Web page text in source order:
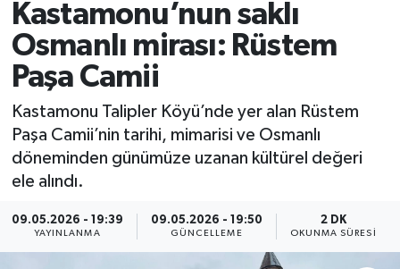
Kastamonu’nun saklı
Osmanlı mirası: Rüstem
Paşa Camii
Kastamonu Talipler Köyü’nde yer alan Rüstem
Paşa Camii’nin tarihi, mimarisi ve Osmanlı
döneminden günümüze uzanan kültürel değeri
ele alındı.
09.05.2026 - 19:39
YAYINLANMA
09.05.2026 - 19:50
GÜNCELLEME
2 DK
OKUNMA SÜRESI
Araç Haberleri
Azdavay Haberleri
Bozkurt Haberleri
Çatalzeytin Haberleri
Cide Haberleri